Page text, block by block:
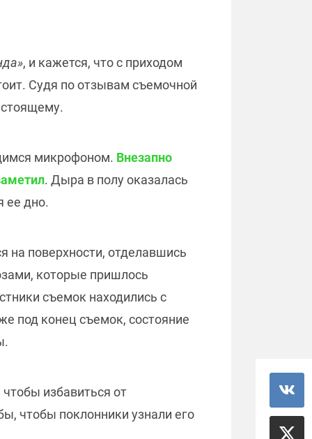
, и кажется, что с приходом
Судя по отзывам съемочной
микрофоном. Внезапно
. Дыра в полу оказалась
ее дно.
на поверхности, отделавшись
которые пришлось
съемок находились с
под конец съемок, состояние
избавиться от
чтобы поклонники узнали его